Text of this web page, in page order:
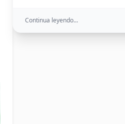
Continua leyendo...